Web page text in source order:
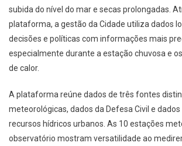
subida do nível do mar e secas prolongadas.
plataforma, a gestão da Cidade utiliza dados
decisões e políticas com informações mais
especialmente durante a estação chuvosa e
de calor.
A plataforma reúne dados de três fontes
meteorológicas, dados da Defesa Civil e
recursos hídricos urbanos. As 10 estações
observatório mostram versatilidade ao